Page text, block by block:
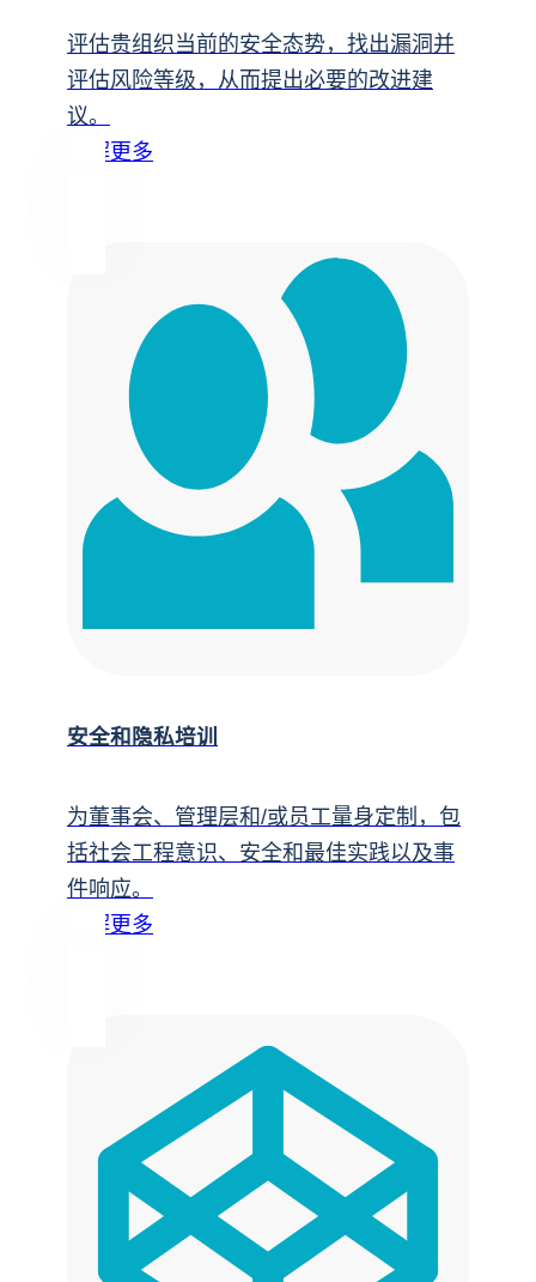
评估贵组织当前的安全态势，找出漏洞并
评估风险等级，从而提出必要的改进建
议。
了解更多
安全和隐私培训
为董事会、管理层和/或员工量身定制，包
括社会工程意识、安全和最佳实践以及事
件响应。
了解更多